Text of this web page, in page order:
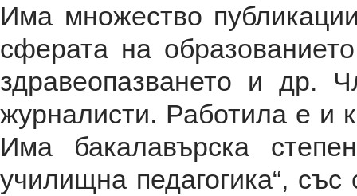
Има множество
сферата на
здравеопазването и др.
журналисти. Работила е и
Има бакалавърска
училищна педагогика“, със